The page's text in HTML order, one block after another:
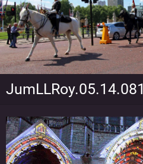
JumLLRoy.05.14.081